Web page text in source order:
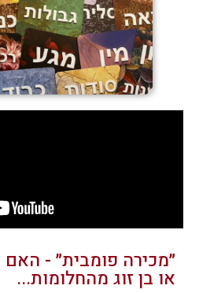
״מכירה פומבית״ -
או בן זוג מהחלומות...